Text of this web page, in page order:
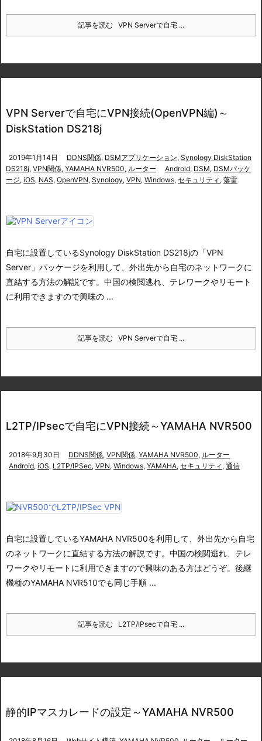
記事を読む VPN Serverで自宅 ...
VPN Serverで自宅にVPN接続(OpenVPN編)～
DiskStation DS218j
2019年1月14日 DDNS関係, DSMアプリケーション, Synology DiskStation
DS218j, VPN関係, YAMAHA NVR500, ルーター Android, DSM, DSMパッケ
ージ, iOS, NAS, OpenVPN, Synology, VPN, Windows, セキュリティ , 落雷
自宅に設置しているSynology DiskStation DS218jの「VPN
Server」パッケージを利用して、外出先から自宅のネットワークに
直結する方法の解説です。中国の検閲逃れ、テレワークやリモート
に利用できますので興味の ...
記事を読む VPN Serverで自宅 ...
L2TP/IPsecで自宅にVPN接続～YAMAHA NVR500
2018年9月30日 DDNS関係, VPN関係, YAMAHA NVR500, ルーター
Android, iOS, L2TP/IPSec, VPN, Windows, YAMAHA, セキュリティ , 通信
自宅に設置しているYAMAHA NVR500を利用して、外出先から自宅
のネットワークに直結する方法の解説です。中国の検閲逃れ、テレ
ワークやリモートに利用できますので興味のある方はどうぞ。後継
機種のYAMAHA NVR510でも同じ手順 ...
記事を読む L2TP/IPsecで自宅 ...
静的IPマスカレードの設定～YAMAHA NVR500